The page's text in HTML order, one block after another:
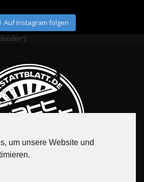
Auf Instagram folgen
um unsere Website und